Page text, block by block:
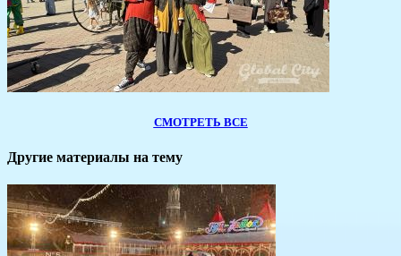
СМОТРЕТЬ ВСЕ
Другие материалы на тему